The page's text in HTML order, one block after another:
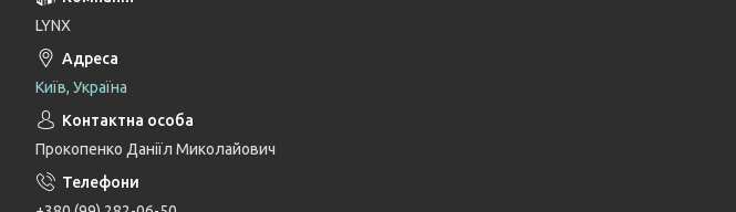
LYNX
Київ, Україна
Прокопенко Даніїл Миколайович